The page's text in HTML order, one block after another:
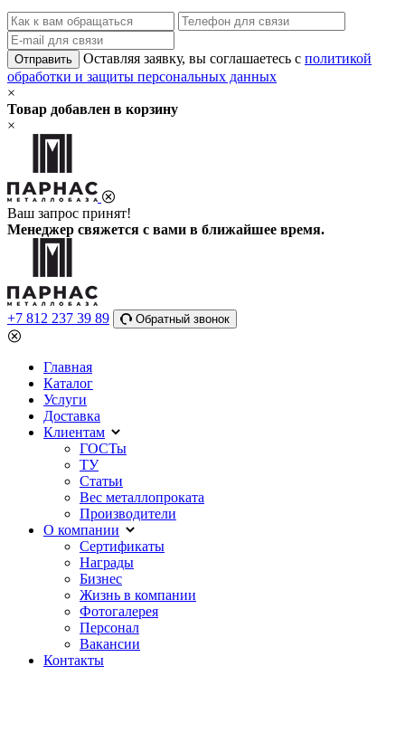
Отправить Оставляя заявку, вы соглашаетесь с политикой
обработки и защиты персональных данных
×
Товар добавлен в корзину
×
Ваш запрос принят!
Менеджер свяжется с вами в ближайшее время.
+7 812 237 39 89 Обратный звонок
Главная
Каталог
Услуги
Доставка
Клиентам
ГОСТы
ТУ
Статьи
Вес металлопроката
Производители
О компании
Сертификаты
Награды
Бизнес
Жизнь в компании
Фотогалерея
Персонал
Вакансии
Контакты